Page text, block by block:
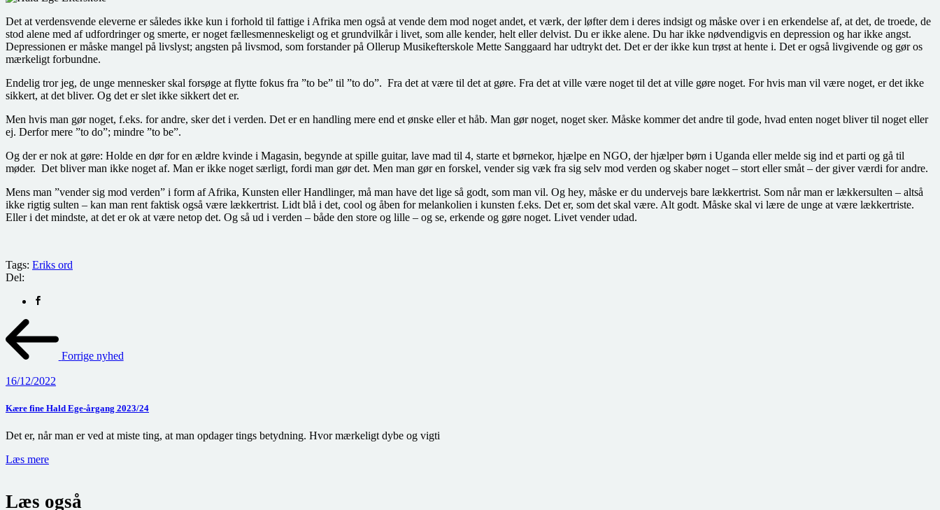
Det at verdensvende eleverne er således ikke kun i forhold til fattige i Afrika men også at vende dem mod noget andet, et værk, der løfter dem i deres indsigt og måske over i en erkendelse af, at det, de troede, de
stod alene med af udfordringer og smerte, er noget fællesmenneskeligt og et grundvilkår i livet, som alle kender, helt eller delvist. Du er ikke alene. Du har ikke nødvendigvis en depression og har ikke angst.
Depressionen er måske mangel på livslyst; angsten på livsmod, som forstander på Ollerup Musikefterskole Mette Sanggaard har udtrykt det. Det er der ikke kun trøst at hente i. Det er også livgivende og gør os
mærkeligt forbundne.
Endelig tror jeg, de unge mennesker skal forsøge at flytte fokus fra ”to be” til ”to do”. Fra det at være til det at gøre. Fra det at ville være noget til det at ville gøre noget. For hvis man vil være noget, er det ikke
sikkert, at det bliver. Og det er slet ikke sikkert det er.
Men hvis man gør noget, f.eks. for andre, sker det i verden. Det er en handling mere end et ønske eller et håb. Man gør noget, noget sker. Måske kommer det andre til gode, hvad enten noget bliver til noget eller
ej. Derfor mere ”to do”; mindre ”to be”.
Og der er nok at gøre: Holde en dør for en ældre kvinde i Magasin, begynde at spille guitar, lave mad til 4, starte et børnekor, hjælpe en NGO, der hjælper børn i Uganda eller melde sig ind et parti og gå til
møder. Det bliver man ikke noget af. Man er ikke noget særligt, fordi man gør det. Men man gør en forskel, vender sig væk fra sig selv mod verden og skaber noget – stort eller småt – der giver værdi for andre.
Mens man ”vender sig mod verden” i form af Afrika, Kunsten eller Handlinger, må man have det lige så godt, som man vil. Og hey, måske er du undervejs bare lækkertrist. Som når man er lækkersulten – altså
ikke rigtig sulten – kan man rent faktisk også være lækkertrist. Lidt blå i det, cool og åben for melankolien i kunsten f.eks. Det er, som det skal være. Alt godt. Måske skal vi lære de unge at være lækkertriste.
Eller i det mindste, at det er ok at være netop det. Og så ud i verden – både den store og lille – og se, erkende og gøre noget. Livet vender udad.
Tags: Eriks ord
Del:
Forrige nyhed
16/12/2022
Kære fine Hald Ege-årgang 2023/24
Det er, når man er ved at miste ting, at man opdager tings betydning. Hvor mærkeligt dybe og vigti
Læs mere
Læs også